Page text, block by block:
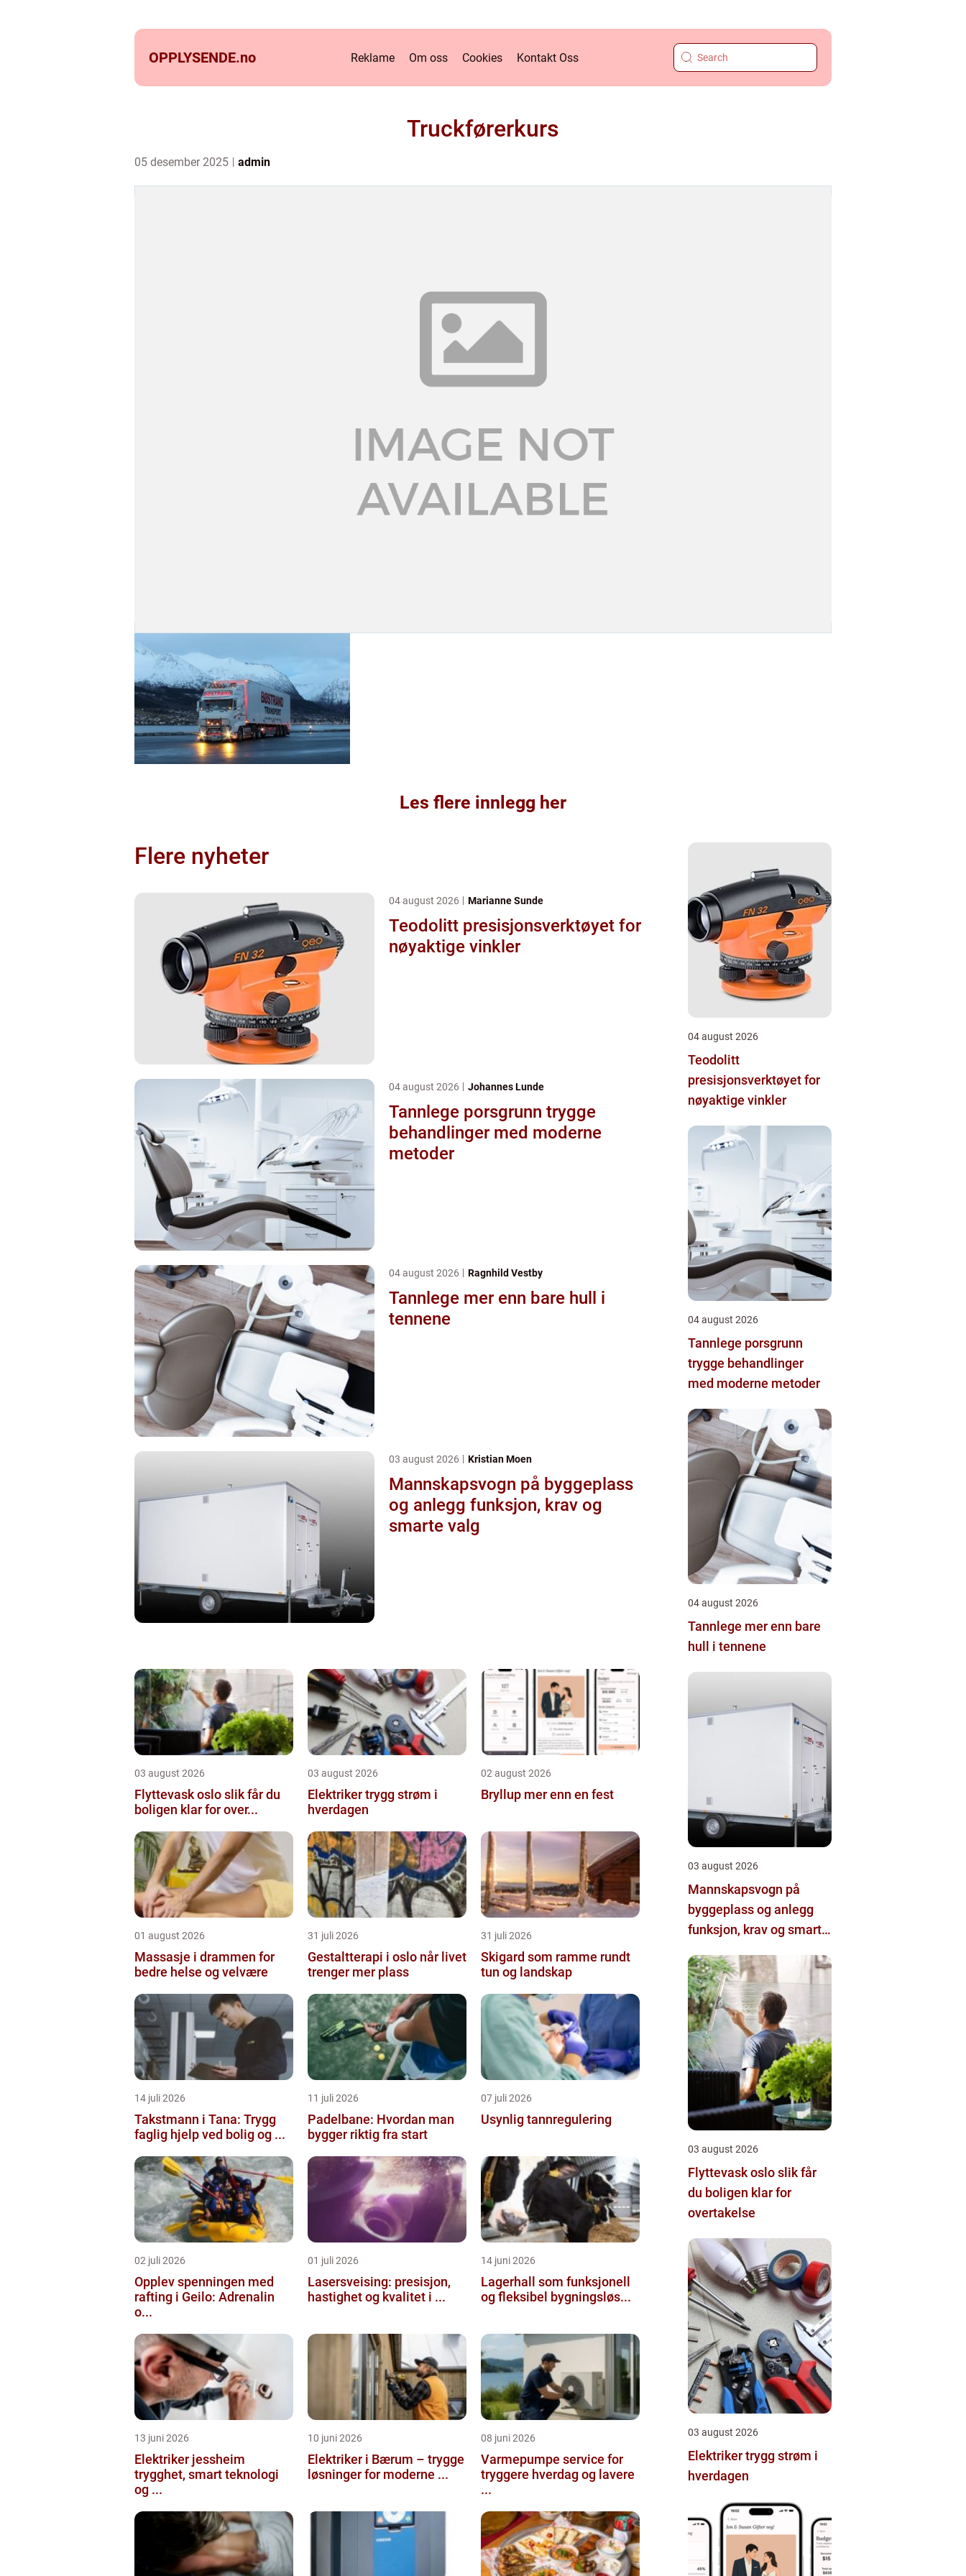
OPPLYSENDE.no Reklame Om oss Cookies Kontakt Oss
Truckførerkurs
05 desember 2025 admin
Les flere innlegg her
Flere nyheter
04 august 2026 Marianne Sunde
Teodolitt presisjonsverktøyet for
nøyaktige vinkler
04 august 2026 Johannes Lunde
Tannlege porsgrunn trygge
behandlinger med moderne
metoder
04 august 2026 Ragnhild Vestby
Tannlege mer enn bare hull i
tennene
03 august 2026 Kristian Moen
Mannskapsvogn på byggeplass
og anlegg funksjon, krav og
smarte valg
03 august 2026
Flyttevask oslo slik får du
boligen klar for over...
03 august 2026
Elektriker trygg strøm i
hverdagen
02 august 2026
Bryllup mer enn en fest
01 august 2026
Massasje i drammen for
bedre helse og velvære
31 juli 2026
Gestaltterapi i oslo når livet
trenger mer plass
31 juli 2026
Skigard som ramme rundt
tun og landskap
14 juli 2026
Takstmann i Tana: Trygg
faglig hjelp ved bolig og ...
11 juli 2026
Padelbane: Hvordan man
bygger riktig fra start
07 juli 2026
Usynlig tannregulering
02 juli 2026
Opplev spenningen med
rafting i Geilo: Adrenalin
o...
01 juli 2026
Lasersveising: presisjon,
hastighet og kvalitet i ...
14 juni 2026
Lagerhall som funksjonell
og fleksibel bygningsløs...
13 juni 2026
Elektriker jessheim
trygghet, smart teknologi
og ...
10 juni 2026
Elektriker i Bærum – trygge
løsninger for moderne ...
08 juni 2026
Varmepumpe service for
tryggere hverdag og lavere
...
04 august 2026
Teodolitt
presisjonsverktøyet for
nøyaktige vinkler
04 august 2026
Tannlege porsgrunn
trygge behandlinger
med moderne metoder
04 august 2026
Tannlege mer enn bare
hull i tennene
03 august 2026
Mannskapsvogn på
byggeplass og anlegg
funksjon, krav og smarte
03 august 2026
Flyttevask oslo slik får
du boligen klar for
overtakelse
03 august 2026
Elektriker trygg strøm i
hverdagen